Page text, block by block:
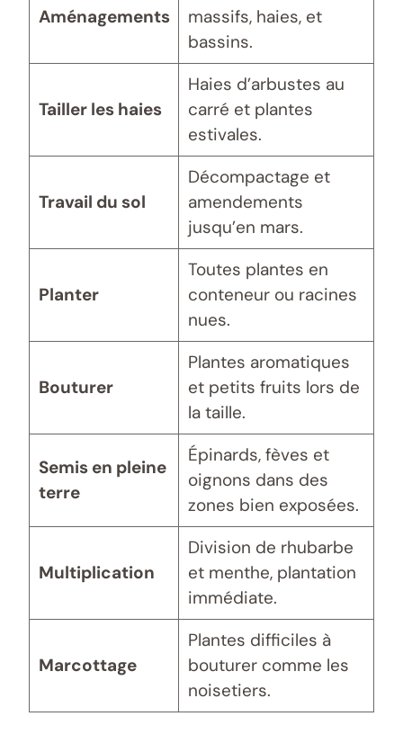
Aménagements
massifs, haies, et
bassins.
Tailler les haies
Haies d’arbustes au
carré et plantes
estivales.
Travail du sol
Décompactage et
amendements
jusqu’en mars.
Planter
Toutes plantes en
conteneur ou racines
nues.
Bouturer
Plantes aromatiques
et petits fruits lors de
la taille.
Semis en pleine
terre
Épinards, fèves et
oignons dans des
zones bien exposées.
Multiplication
Division de rhubarbe
et menthe, plantation
immédiate.
Marcottage
Plantes difficiles à
bouturer comme les
noisetiers.